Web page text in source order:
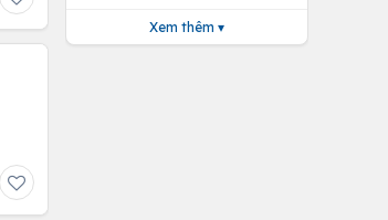
Xem thêm ▾